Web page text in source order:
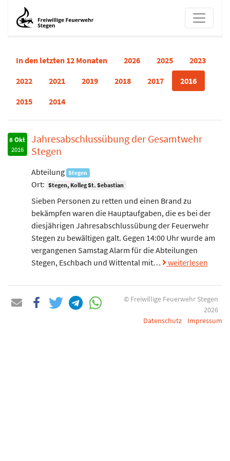
Berichte
In den letzten 12 Monaten 2026 2025
2023
2022
2021 2019 2018 2017
2016
2015
2014
8 Okt
2016
Jahresabschlussübung der Gesamtwehr
Stegen
Abteilung Stegen
Ort: Stegen, Kolleg St. Sebastian
Sieben Personen zu retten und einen Brand zu
bekämpfen waren die Hauptaufgaben, die es bei der
diesjährigen Jahresabschlussübung der Feuerwehr
Stegen zu bewältigen galt. Gegen 14:00 Uhr wurde am
vergangenen Samstag Alarm für die Abteilungen
Stegen, Eschbach und Wittental mit…
weiterlesen
© Freiwillige Feuerwehr Stegen
2026
Datenschutz
Impressum